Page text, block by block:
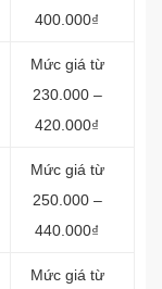
400.000₫
Mức giá từ
230.000 –
420.000₫
Mức giá từ
250.000 –
440.000₫
Mức giá từ